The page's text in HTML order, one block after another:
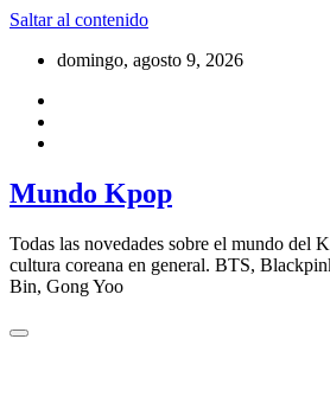
Saltar al contenido
domingo, agosto 9, 2026
Mundo Kpop
Todas las novedades sobre el mundo del
cultura coreana en general. BTS,
Bin, Gong Yoo